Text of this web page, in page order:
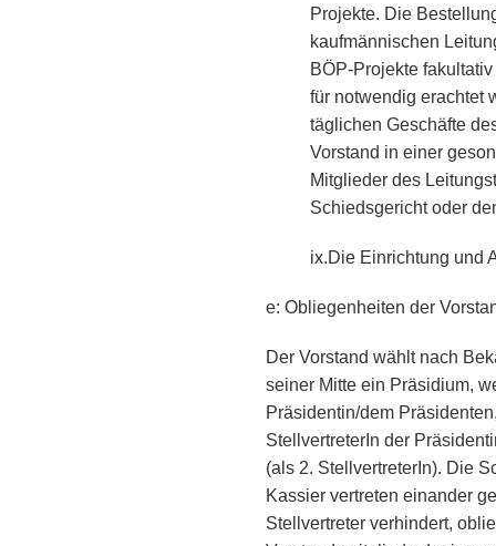
Projekte. Die
kaufmännischen
BÖP-Projekte
für notwendig erachtet
täglichen Geschäfte
Vorstand in einer
Mitglieder des
Schiedsgericht oder
ix.Die Einrichtung und
e: Obliegenheiten der
Der Vorstand wählt nach
seiner Mitte ein Präsidium,
Präsidentin/dem
StellvertreterIn der
(als 2. StellvertreterIn). Die
Kassier vertreten einander
Stellvertreter verhindert,